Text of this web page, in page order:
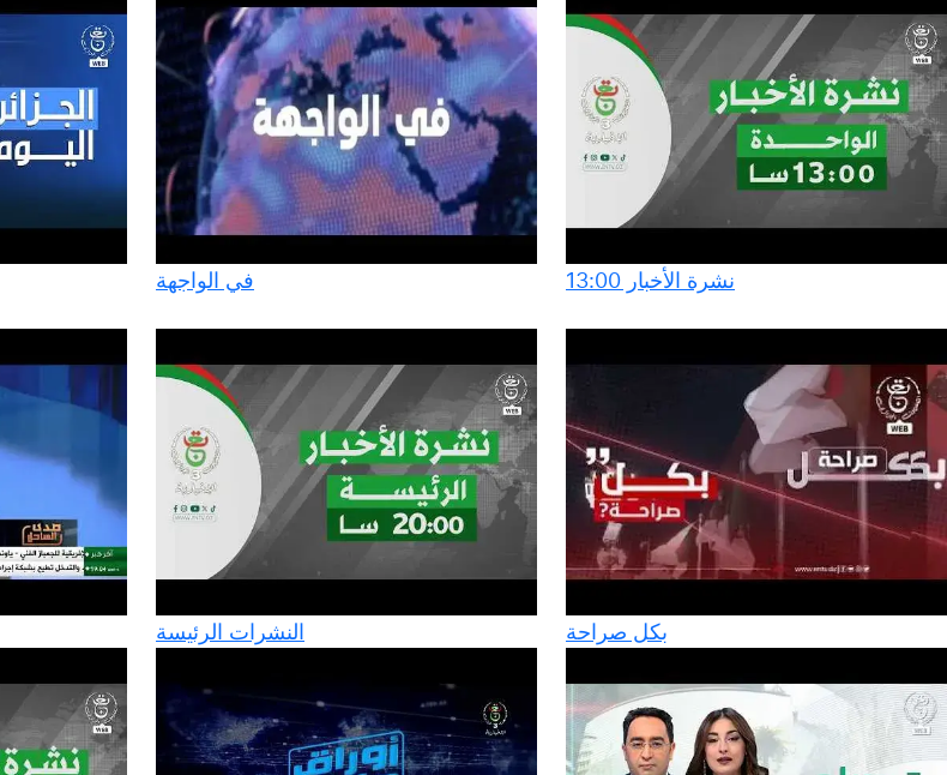
في الواجهة نشرة الأخبار 13:00
النشرات الرئيسة بكل صراحة